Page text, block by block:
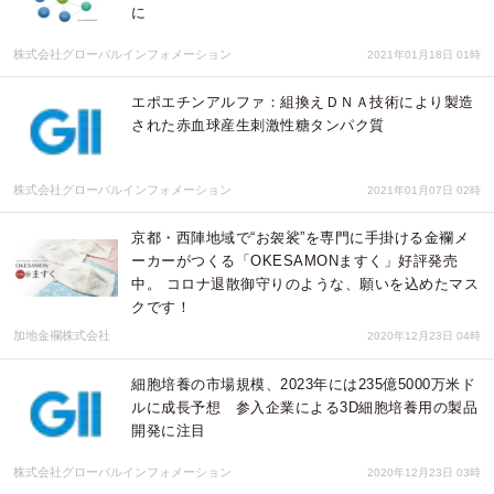
に
株式会社グローバルインフォメーション 2021年01月18日 01時
エポエチンアルファ：組換えＤＮＡ技術により製造
された赤血球産生刺激性糖タンパク質
株式会社グローバルインフォメーション 2021年01月07日 02時
京都・西陣地域で“お袈裟”を専門に手掛ける金襴メ
ーカーがつくる「OKESAMONますく」好評発売
中。 コロナ退散御守りのような、願いを込めたマス
クです！
加地金襴株式会社 2020年12月23日 04時
細胞培養の市場規模、2023年には235億5000万米ド
ルに成長予想 参入企業による3D細胞培養用の製品
開発に注目
株式会社グローバルインフォメーション 2020年12月23日 03時